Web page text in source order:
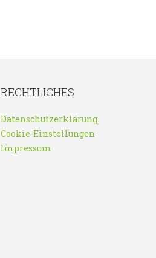
RECHTLICHES
Datenschutzerklärung
Cookie-Einstellungen
Impressum